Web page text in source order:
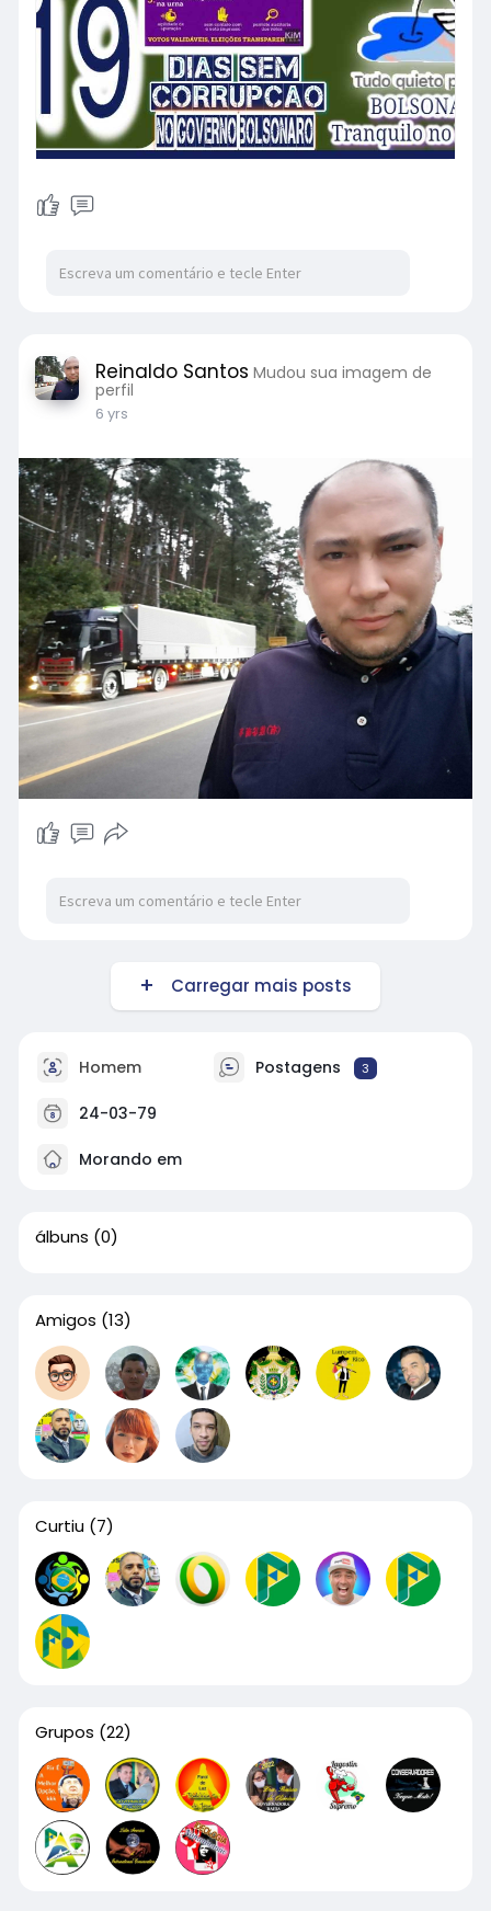
Reinaldo Santos Mudou sua imagem de
perfil
6 yrs
Carregar mais posts
Homem Postagens 3
24-03-79
Morando em
álbuns (0)
Amigos (13)
Curtiu (7)
Grupos (22)